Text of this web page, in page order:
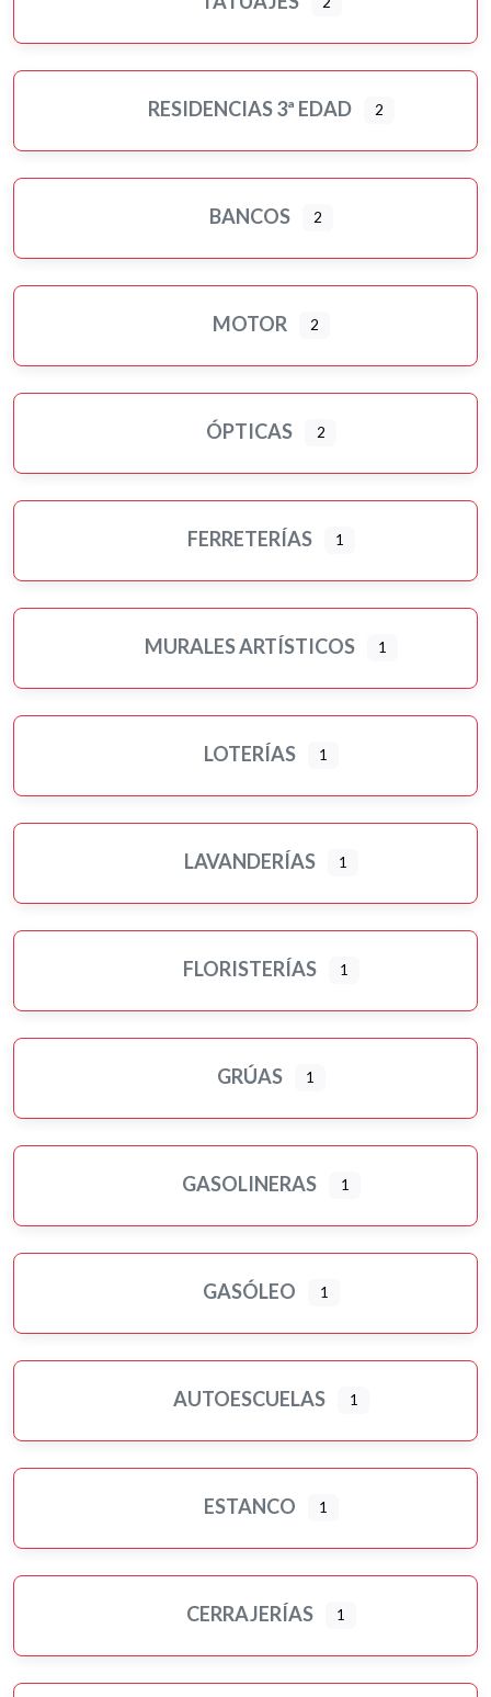
RESIDENCIAS 3ª EDAD 2
BANCOS 2
MOTOR 2
ÓPTICAS 2
FERRETERÍAS 1
MURALES ARTÍSTICOS 1
LOTERÍAS 1
LAVANDERÍAS 1
FLORISTERÍAS 1
GRÚAS 1
GASOLINERAS 1
GASÓLEO 1
AUTOESCUELAS 1
ESTANCO 1
CERRAJERÍAS 1